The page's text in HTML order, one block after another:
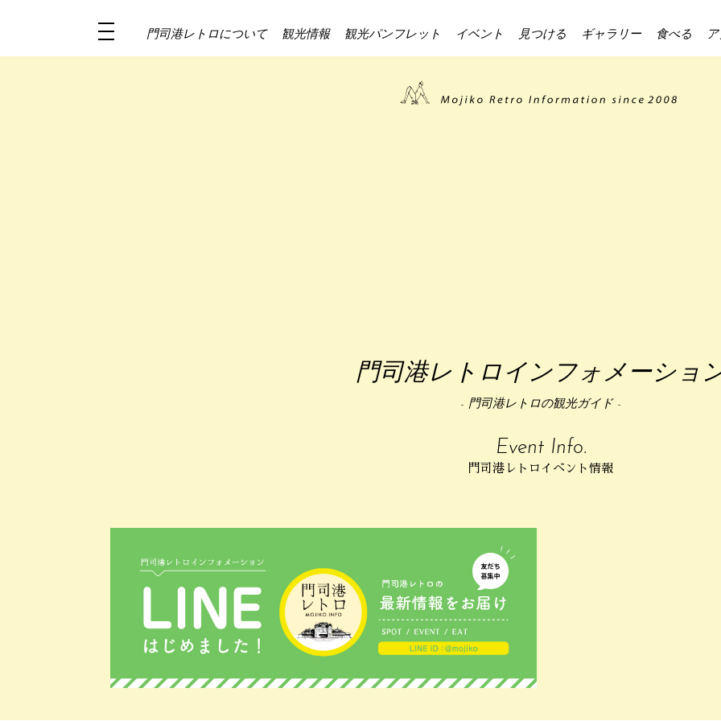
門司港レトロについて 観光情報 観光パンフレット イベント 見つける ギャラリー 食べる
門司港レトロインフォメーショ
- 門司港レトロの観光ガイド -
Event Info.
門司港レトロイベント情報